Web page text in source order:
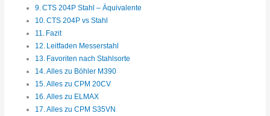
CTS 204P Stahl – Äquivalente
CTS 204P vs Stahl
Fazit
Leitfaden Messerstahl
Favoriten nach Stahlsorte
Alles zu Böhler M390
Alles zu CPM 20CV
Alles zu ELMAX
Alles zu CPM S35VN